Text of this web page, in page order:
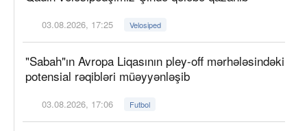
03.08.2026, 17:25 Velosiped
"Sabah"ın Avropa Liqasının pley-off mərhələsindəki
potensial rəqibləri müəyyənləşib
03.08.2026, 17:06 Futbol